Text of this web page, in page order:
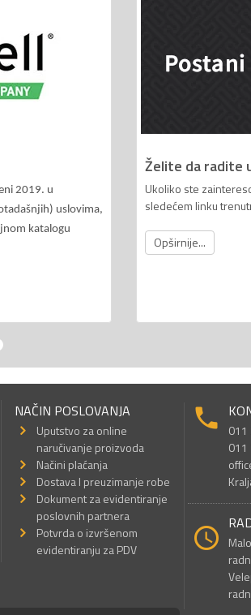
2019. u
uslovima,
katalogu
Želite da radite
Ukoliko ste
sledećem linku
Opširnije...
NAČIN POSLOVANJA
Uputstvo za online
naručivanje proizvoda
Načini plaćanja
Dostava I preuzimanje robe
Dokument za evidentiranje
poslovnih partnera
Potvrda o izvršenom
evidentiranju za PDV
011